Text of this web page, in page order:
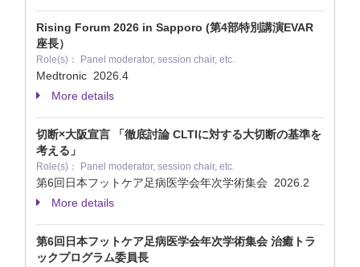
Rising Forum 2026 in Sapporo (第4部特別講演EVAR
座長）
Role(s)： Panel moderator, session chair, etc.
Medtronic 2026.4
More details
切断×大阪宣言 「徹底討論 CLTIに対する大切断の基準を
考える」
Role(s)： Panel moderator, session chair, etc.
第6回日本フットケア足病医学会年次学術集会 2026.2
More details
第6回日本フットケア足病医学会年次学術集会 治癒トラ
ックプログラム委員長